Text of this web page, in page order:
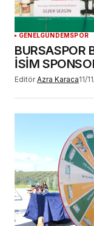
GENELGÜNDEMSPOR
BURSASPOR
İSİM
Editör Azra Karaca11/